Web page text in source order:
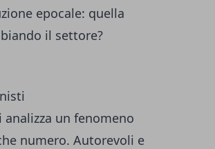
epocale: quella
il settore?
un fenomeno
numero. Autorevoli e